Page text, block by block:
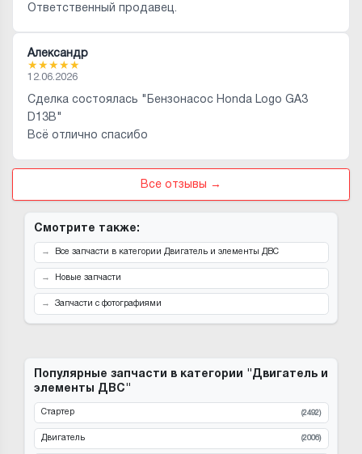
Ответственный продавец.
Александр
★★★★★
12.06.2026
Сделка состоялась "Бензонасос Honda Logo GA3
D13B"
Всё отлично спасибо
Все отзывы →
Смотрите также:
Все запчасти в категории Двигатель и элементы ДВС
Новые запчасти
Запчасти с фотографиями
Популярные запчасти в категории "Двигатель и
элементы ДВС"
Стартер (2492)
Двигатель (2006)